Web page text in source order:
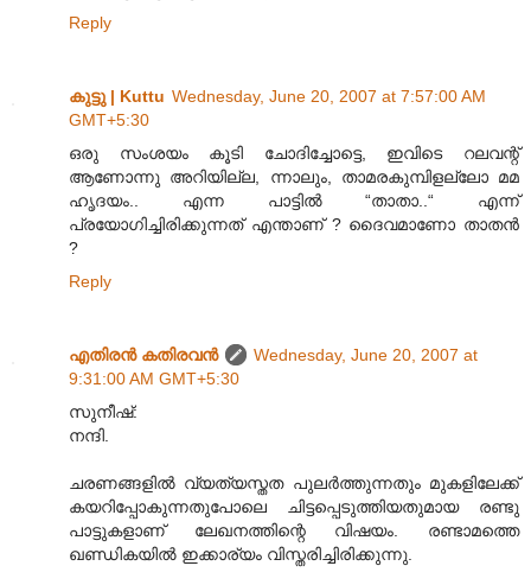
Reply
കുട്ടു | Kuttu Wednesday, June 20, 2007 at 7:57:00 AM
GMT+5:30
ഒരു സംശയം കൂടി ചോദിച്ചോട്ടെ, ഇവിടെ റലവന്റ്
ആണോന്നു അറിയില്ല, ന്നാ‍ലും, താമരകുമ്പിളല്ലോ മമ
ഹൃദയം.. എന്ന പാട്ടില്‍ “താതാ..“ എന്ന്
പ്രയോഗിച്ചിരിക്കുന്നത് എന്താണ് ? ദൈവമാണോ താതന്‍
?
Reply
എതിരന്‍ കതിരവന്‍
Wednesday, June 20, 2007 at
9:31:00 AM GMT+5:30
സുനീഷ്:
നന്ദി.
ചരണങ്ങളില്‍ വ്യത്യസ്തത പുലര്‍ത്തുന്നതും മുകളിലേക്ക്
കയറിപ്പോകുന്നതുപോലെ ചിട്ടപ്പെടുത്തിയതുമായ രണ്ടു
പാട്ടുകളാണ് ലേഖനത്തിന്റെ വിഷയം. രണ്ടാമത്തെ
ഖണ്ഡികയില്‍ ഇക്കാര്യം വിസ്തരിച്ചിരിക്കുന്നു.